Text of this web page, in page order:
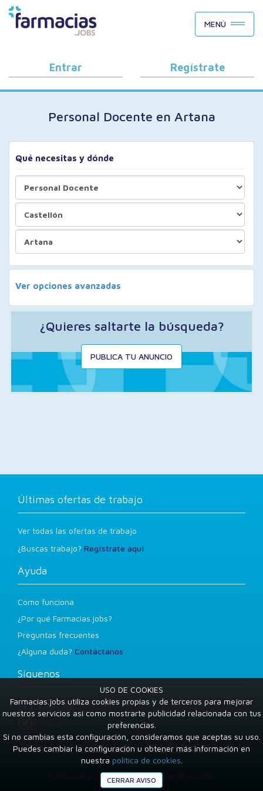
BUSCAR CANDIDATOS
OFERTAS DE EMPLEO
COMO FUNCIONA
PORQUÉ FARMACIAS.JOBS
MENÚ
Entrar Regístrate
Personal Docente en Artana
Qué necesitas y dónde
Ver opciones avanzadas
¿Quieres saltarte la búsqueda?
PUBLICA TU ANUNCIO
Últimas ofertas de trabajo
Ver todas las ofertas de trabajo
¿Buscas trabajo? Regístrate aquí
Ayuda
Como funciona
¿Por qué Farmacias.jobs?
Preguntas frecuentes
¿Alguna duda? Contáctanos
Síguenos
Facebook
LinkedIn
Condiciones de uso
Política de privacidad
Política de cookies
USO DE COOKIES
Farmacias.jobs utiliza cookies propias y de terceros para mejorar
nuestros servicios así como mostrarte publicidad relacionada con tus
preferencias.
Si no cambias esta configuración, consideramos que aceptas su uso.
Puedes cambiar la configuración u obtener más información en
nuestra política de cookies
CERRAR AVISO